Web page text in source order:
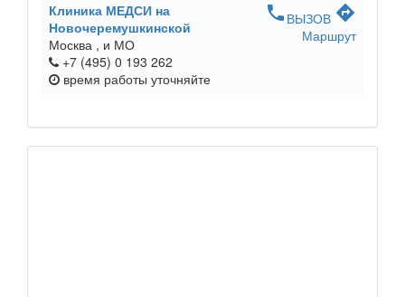
Клиника МЕДСИ на
Новочеремушкинской
Москва , и МО
+7 (495) 0 193 262
время работы уточняйте
phone ВЫЗОВ directions
Маршрут